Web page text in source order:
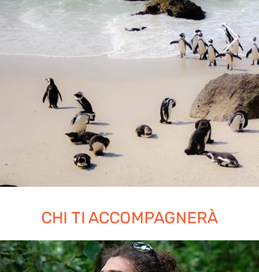
CHI TI ACCOMPAGNERÀ